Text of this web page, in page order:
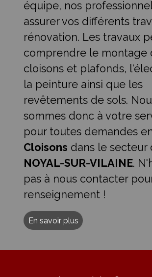
équipe, nos
assurer vos différents
rénovation. Les travaux
comprendre le montage
cloisons et plafonds,
la peinture ainsi que les
revêtements de sols.
sommes donc à votre
pour toutes demandes
Cloisons dans le secteur
NOYAL-SUR-VILAINE.
pas à nous contacter
renseignement !
En savoir plus